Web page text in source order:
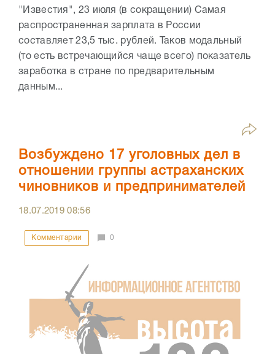
"Известия", 23 июля (в сокращении) Самая
распространенная зарплата в России
составляет 23,5 тыс. рублей. Таков модальный
(то есть встречающийся чаще всего) показатель
заработка в стране по предварительным
данным...
Возбуждено 17 уголовных дел в
отношении группы астраханских
чиновников и предпринимателей
18.07.201908:56
Комментарии 0